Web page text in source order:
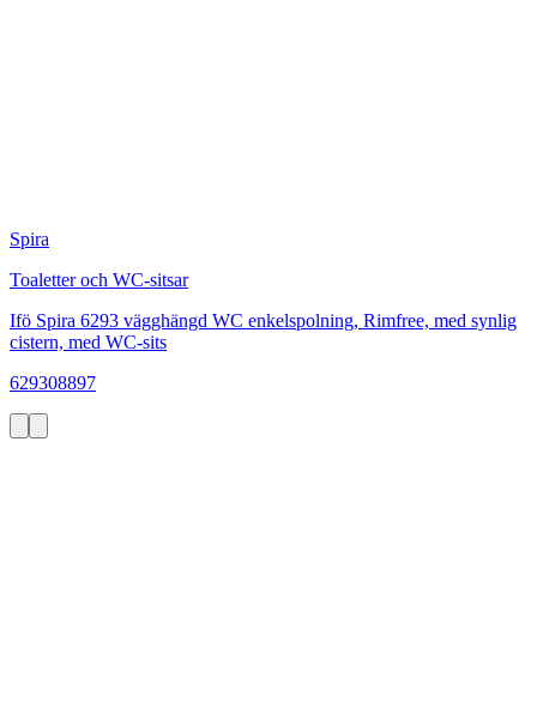
Spira
Toaletter och WC-sitsar
Ifö Spira 6293 vägghängd WC enkelspolning, Rimfree, med synlig
cistern, med WC-sits
629308897